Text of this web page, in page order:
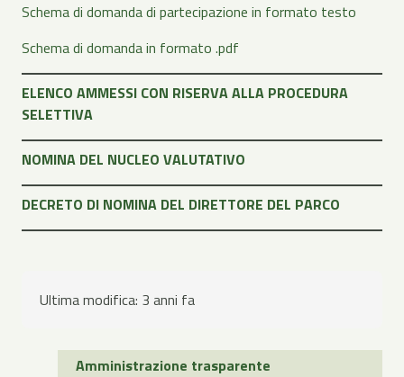
Schema di domanda di partecipazione in formato testo
Schema di domanda in formato .pdf
ELENCO AMMESSI CON RISERVA ALLA PROCEDURA
SELETTIVA
NOMINA DEL NUCLEO VALUTATIVO
DECRETO DI NOMINA DEL DIRETTORE DEL PARCO
Ultima modifica: 3 anni fa
Amministrazione trasparente